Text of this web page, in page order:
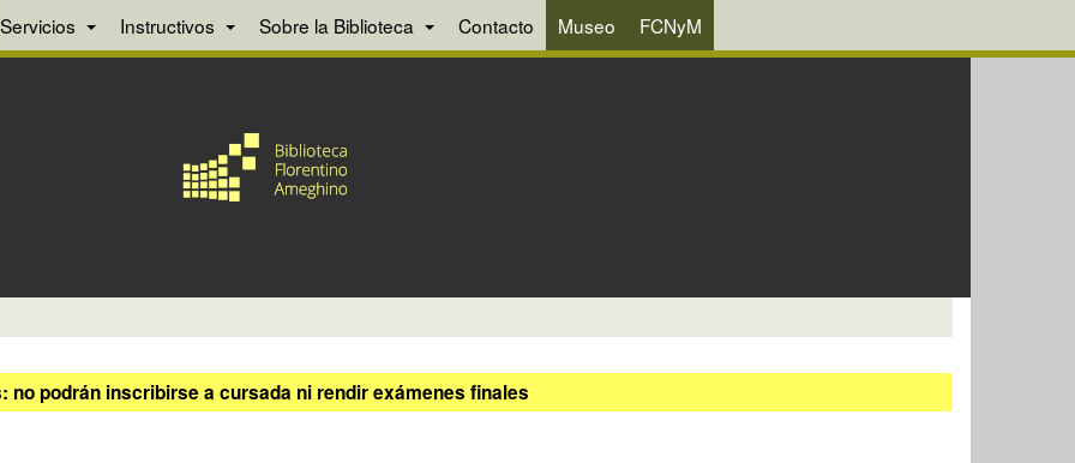
Servicios Instructivos Sobre la Biblioteca Contacto Museo FCNyM
podrán inscribirse a cursada ni rendir exámenes finales